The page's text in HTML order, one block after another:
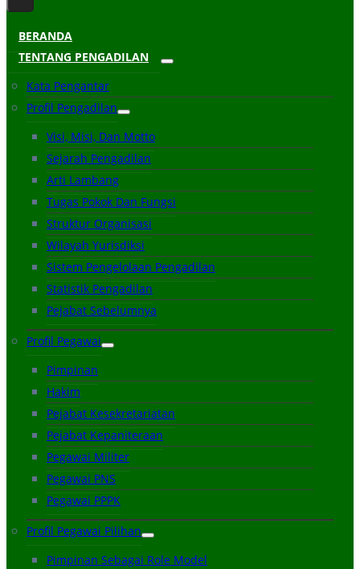
BERANDA
TENTANG PENGADILAN
Kata Pengantar
Profil Pengadilan
Visi, Misi, Dan Motto
Sejarah Pengadilan
Arti Lambang
Tugas Pokok Dan Fungsi
Struktur Organisasi
Wilayah Yurisdiksi
Sistem Pengelolaan Pengadilan
Statistik Pengadilan
Pejabat Sebelumnya
Profil Pegawai
Pimpinan
Hakim
Pejabat Kesekretariatan
Pejabat Kepaniteraan
Pegawai Militer
Pegawai PNS
Pegawai PPPK
Profil Pegawai Pilihan
Pimpinan Sebagai Role Model